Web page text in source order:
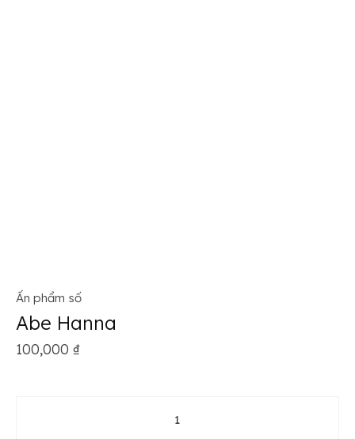
Ấn phẩm số
Abe Hanna
100,000 ₫
Abe Hanna số lượng